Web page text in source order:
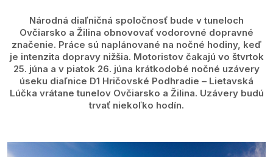
Národná diaľničná spoločnosť bude v tuneloch
Ovčiarsko a Žilina obnovovať vodorovné dopravné
značenie. Práce sú naplánované na nočné hodiny, keď
je intenzita dopravy nižšia. Motoristov čakajú vo štvrtok
25. júna a v piatok 26. júna krátkodobé nočné uzávery
úseku diaľnice D1 Hričovské Podhradie – Lietavská
Lúčka vrátane tunelov Ovčiarsko a Žilina. Uzávery budú
trvať niekoľko hodín.